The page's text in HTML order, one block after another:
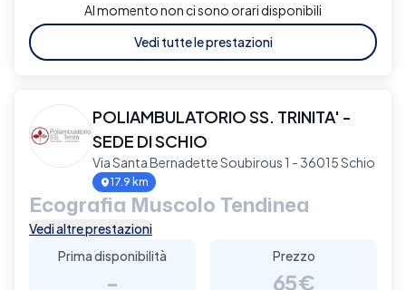
Al momento non ci sono orari disponibili
Vedi tutte le prestazioni
POLIAMBULATORIO SS. TRINITA' -
SEDE DI SCHIO
Via Santa Bernadette Soubirous 1 - 36015 Schio
17.9 km
Ecografia Muscolo Tendinea
Vedi altre prestazioni
Prima disponibilità
-
Prezzo
65€